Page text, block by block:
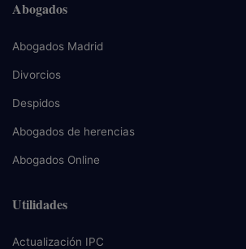
Abogados
Abogados Madrid
Divorcios
Despidos
Abogados de herencias
Abogados Online
Utilidades
Actualización IPC